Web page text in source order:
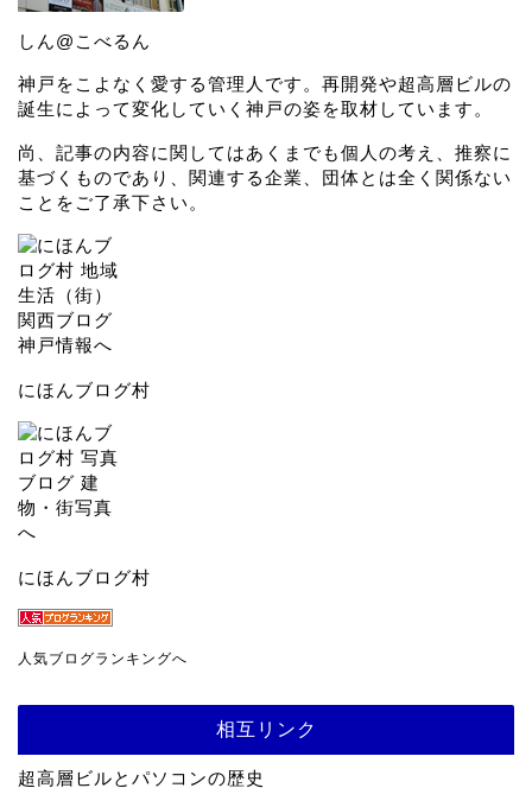
しん@こべるん
神戸をこよなく愛する管理人です。再開発や超高層ビルの
誕生によって変化していく神戸の姿を取材しています。
尚、記事の内容に関してはあくまでも個人の考え、推察に
基づくものであり、関連する企業、団体とは全く関係ない
ことをご了承下さい。
にほんブログ村
にほんブログ村
人気ブログランキングへ
相互リンク
超高層ビルとパソコンの歴史